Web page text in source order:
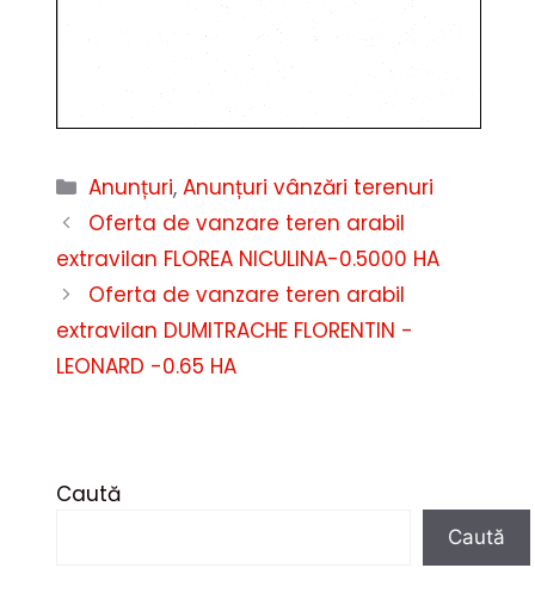
Categorii
Anunțuri,Anunțuri vânzări terenuri
Oferta de vanzare teren arabil
extravilan FLOREA NICULINA-0.5000 HA
Oferta de vanzare teren arabil
extravilan DUMITRACHE FLORENTIN -
LEONARD -0.65 HA
Caută
Caută